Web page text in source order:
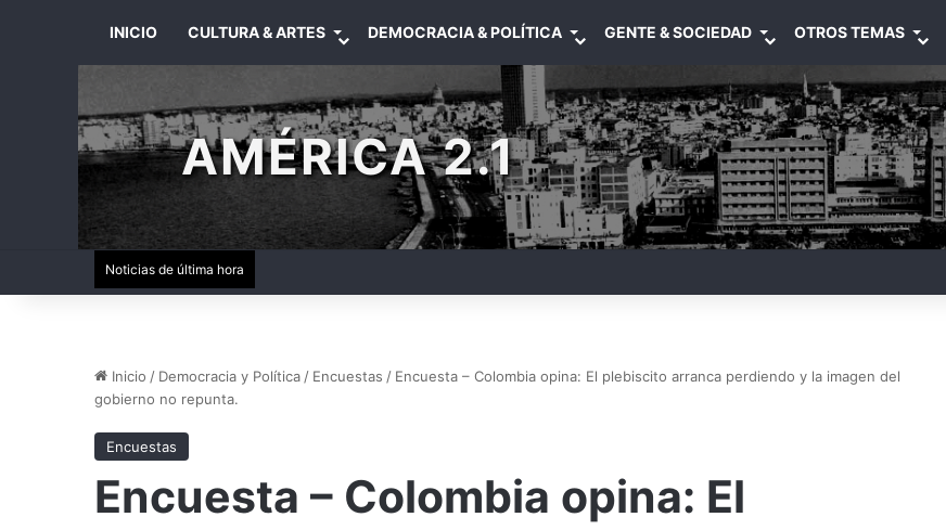
INICIO CULTURA & ARTES DEMOCRACIA & POLÍTICA GENTE & SOCIEDAD OTROS TEMAS
AMÉRICA 2.1
Noticias de última hora
Inicio / Democracia y Política / Encuestas / Encuesta – Colombia opina: El plebiscito arranca perdiendo y la imagen del
gobierno no repunta.
Encuestas
Encuesta – Colombia opina: El